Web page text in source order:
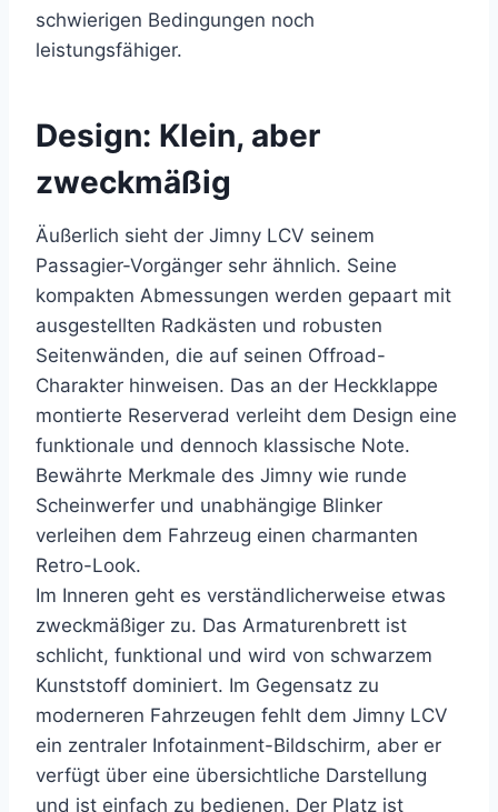
schwierigen Bedingungen noch
leistungsfähiger.
Design: Klein, aber
zweckmäßig
Äußerlich sieht der Jimny LCV seinem
Passagier-Vorgänger sehr ähnlich. Seine
kompakten Abmessungen werden gepaart mit
ausgestellten Radkästen und robusten
Seitenwänden, die auf seinen Offroad-
Charakter hinweisen. Das an der Heckklappe
montierte Reserverad verleiht dem Design eine
funktionale und dennoch klassische Note.
Bewährte Merkmale des Jimny wie runde
Scheinwerfer und unabhängige Blinker
verleihen dem Fahrzeug einen charmanten
Retro-Look.
Im Inneren geht es verständlicherweise etwas
zweckmäßiger zu. Das Armaturenbrett ist
schlicht, funktional und wird von schwarzem
Kunststoff dominiert. Im Gegensatz zu
moderneren Fahrzeugen fehlt dem Jimny LCV
ein zentraler Infotainment-Bildschirm, aber er
verfügt über eine übersichtliche Darstellung
und ist einfach zu bedienen. Der Platz ist